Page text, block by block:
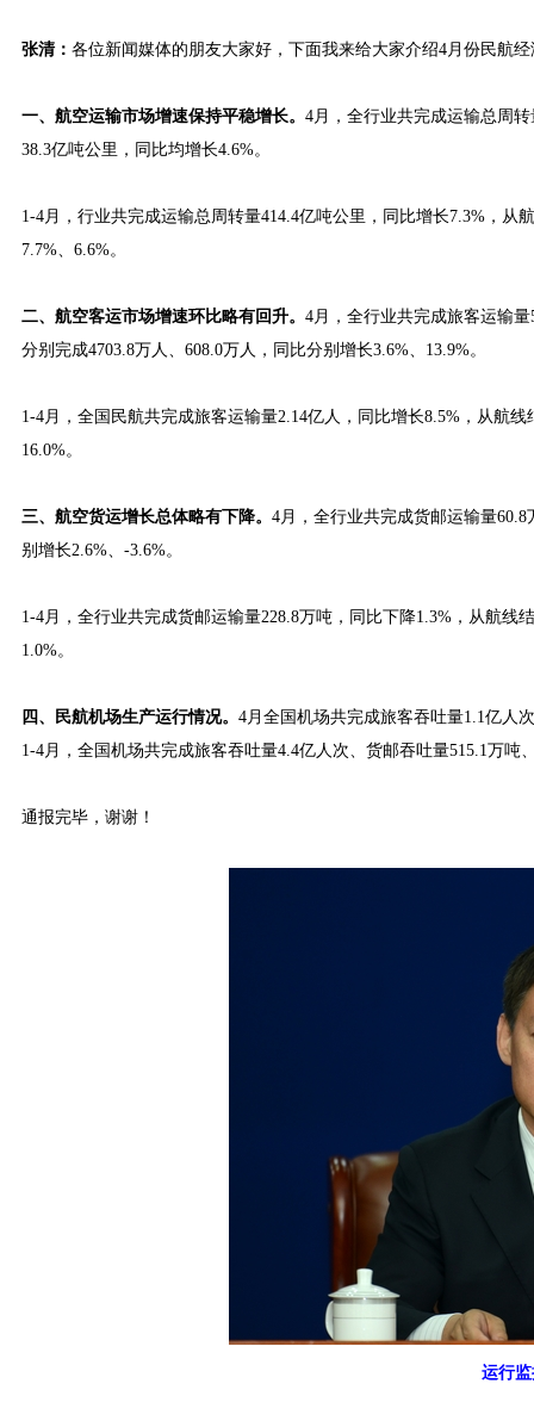
张清： 各位新闻媒体的朋友大家好，下面我来给大家介绍4月份民航
一、航空运输市场增速保持平稳增长。 4月，全行业共完成运输总周
38.3亿吨公里，同比均增长4.6%。
1-4月，行业共完成运输总周转量414.4亿吨公里，同比增长7.3%，
7.7%、6.6%。
二、航空客运市场增速环比略有回升。 4月，全行业共完成旅客运输
分别完成4703.8万人、608.0万人，同比分别增长3.6%、13.9%。
1-4月，全国民航共完成旅客运输量2.14亿人，同比增长8.5%，从航
16.0%。
三、航空货运增长总体略有下降。 4月，全行业共完成货邮运输量
别增长2.6%、-3.6%。
1-4月，全行业共完成货邮运输量228.8万吨，同比下降1.3%，从航
1.0%。
四、民航机场生产运行情况。 4月全国机场共完成旅客吞吐量1.1亿人
1-4月，全国机场共完成旅客吞吐量4.4亿人次、货邮吞吐量515.1万吨
通报完毕，谢谢！
运行